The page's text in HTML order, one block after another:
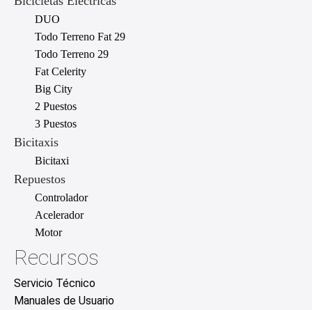
DUO
Todo Terreno Fat 29
Todo Terreno 29
Fat Celerity
Big City
2 Puestos
3 Puestos
Bicitaxis
Bicitaxi
Repuestos
Controlador
Acelerador
Motor
Recursos
Servicio Técnico
Manuales de Usuario